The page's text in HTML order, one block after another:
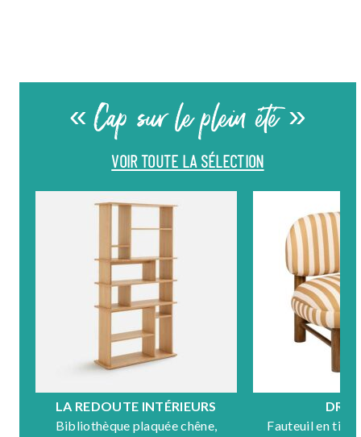
« Cap sur le plein été »
VOIR TOUTE LA SÉLECTION
LA REDOUTE INTÉRIEURS
Bibliothèque plaquée chêne,
Fauteuil en